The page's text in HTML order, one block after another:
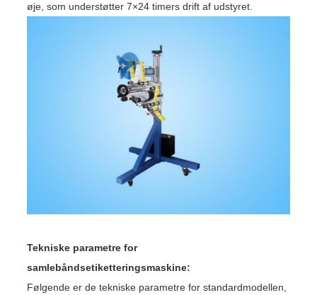
øje, som understøtter 7×24 timers drift af udstyret.
Tekniske parametre for
samlebåndsetiketteringsmaskine:
Følgende er de tekniske parametre for standardmodellen,